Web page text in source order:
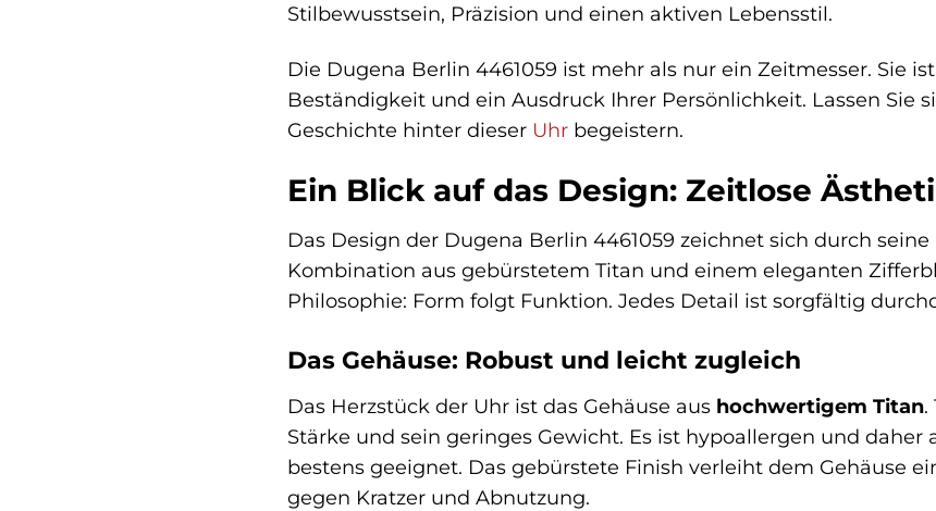
Stilbewusstsein, Präzision und einen aktiven Lebensstil.
Die Dugena Berlin 4461059 ist mehr als nur ein Zeitmesser. Sie
Beständigkeit und ein Ausdruck Ihrer Persönlichkeit. Lassen Sie
Geschichte hinter dieser Uhrbegeistern.
Ein Blick auf das Design: Zeitlose
Das Design der Dugena Berlin 4461059 zeichnet sich durch
Kombination aus gebürstetem Titan und einem eleganten
Philosophie: Form folgt Funktion. Jedes Detail ist sorgfältig
Das Gehäuse: Robust und leicht zugleich
Das Herzstück der Uhr ist das Gehäuse aus hochwertigem Titan.
Stärke und sein geringes Gewicht. Es ist hypoallergen und
bestens geeignet. Das gebürstete Finish verleiht dem Gehäuse
gegen Kratzer und Abnutzung.